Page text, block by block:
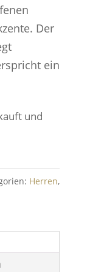
Der
ein
und
Herren,